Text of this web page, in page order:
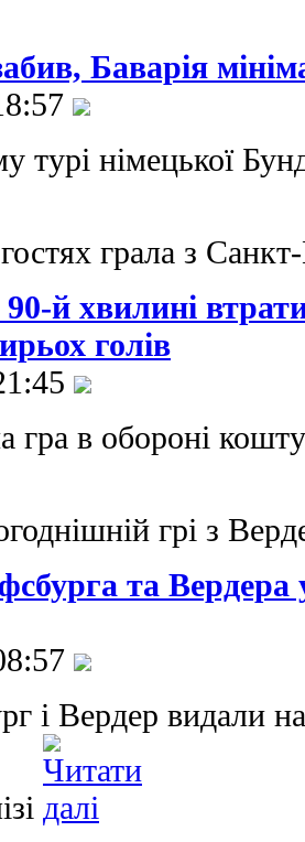
Баварія
турі німецької
грала з
й хвилині
голів
гра в обороні
грі з
та Вердера
і Вердер видали